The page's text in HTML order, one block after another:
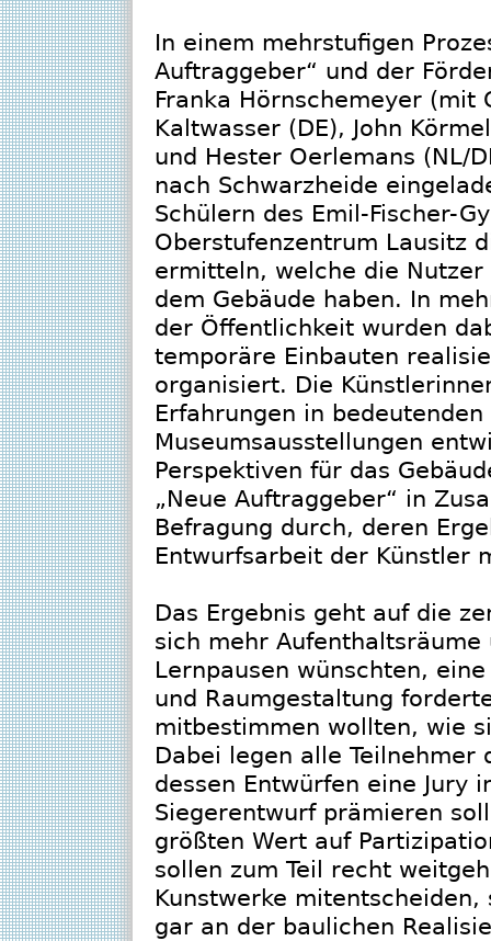
In einem mehrstufigen
Auftraggeber“ und der
Franka Hörnschemeyer (mit
Kaltwasser (DE), John
und Hester Oerlemans (NL/
nach Schwarzheide
Schülern des Emil-Fischer-
Oberstufenzentrum Lausitz
ermitteln, welche die Nutzer
dem Gebäude haben. In
der Öffentlichkeit wurden
temporäre Einbauten
organisiert. Die
Erfahrungen in
Museumsausstellungen
Perspektiven für das
„Neue Auftraggeber“ in
Befragung durch, deren
Entwurfsarbeit der Künstler
Das Ergebnis geht auf die
sich mehr
Lernpausen wünschten,
und Raumgestaltung
mitbestimmen wollten, wie
Dabei legen alle Teilnehmer
dessen Entwürfen eine Jury
Siegerentwurf prämieren
größten Wert auf
sollen zum Teil recht
Kunstwerke
gar an der baulichen